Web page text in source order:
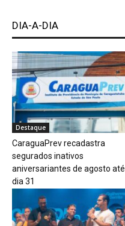
DIA-A-DIA
Destaque
CaraguaPrev recadastra
segurados inativos
aniversariantes de agosto até
dia 31